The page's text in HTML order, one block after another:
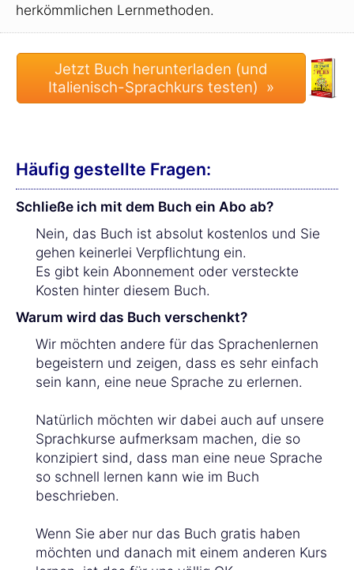
herkömmlichen Lernmethoden.
Häufig gestellte Fragen:
Schließe ich mit dem Buch ein Abo ab?
Nein, das Buch ist absolut kostenlos und Sie
gehen keinerlei Verpflichtung ein.
Es gibt kein Abonnement oder versteckte
Kosten hinter diesem Buch.
Warum wird das Buch verschenkt?
Wir möchten andere für das Sprachenlernen
begeistern und zeigen, dass es sehr einfach
sein kann, eine neue Sprache zu erlernen.
Natürlich möchten wir dabei auch auf unsere
Sprachkurse aufmerksam machen, die so
konzipiert sind, dass man eine neue Sprache
so schnell lernen kann wie im Buch
beschrieben.
Wenn Sie aber nur das Buch gratis haben
möchten und danach mit einem anderen Kurs